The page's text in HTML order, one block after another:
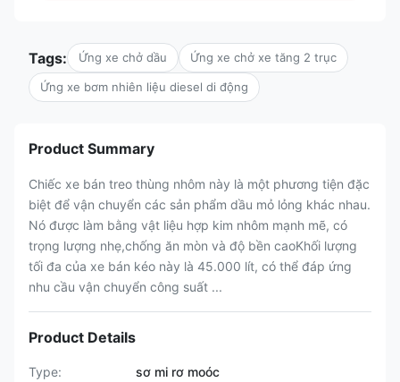
Tags: Ứng xe chở dầu Ứng xe chở xe tăng 2 trục
Ứng xe bơm nhiên liệu diesel di động
Product Summary
Chiếc xe bán treo thùng nhôm này là một phương tiện đặc
biệt để vận chuyển các sản phẩm dầu mỏ lỏng khác nhau.
Nó được làm bằng vật liệu hợp kim nhôm mạnh mẽ, có
trọng lượng nhẹ,chống ăn mòn và độ bền caoKhối lượng
tối đa của xe bán kéo này là 45.000 lít, có thể đáp ứng
nhu cầu vận chuyển công suất ...
Product Details
Type:
sơ mi rơ moóc